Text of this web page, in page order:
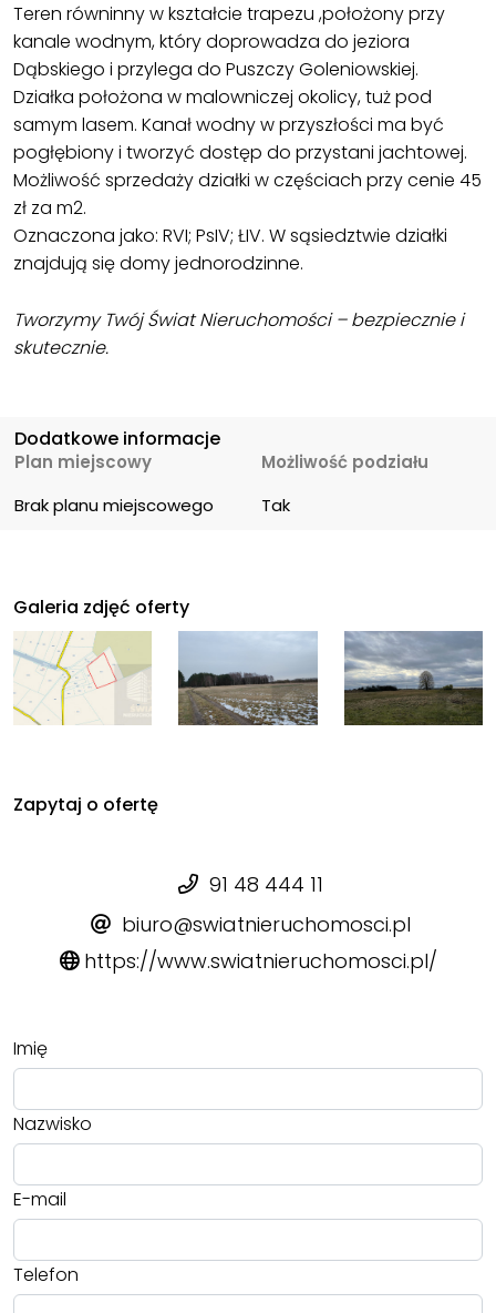
Teren równinny w kształcie trapezu ,położony przy
kanale wodnym, który doprowadza do jeziora
Dąbskiego i przylega do Puszczy Goleniowskiej.
Działka położona w malowniczej okolicy, tuż pod
samym lasem. Kanał wodny w przyszłości ma być
pogłębiony i tworzyć dostęp do przystani jachtowej.
Możliwość sprzedaży działki w częściach przy cenie 45
zł za m2.
Oznaczona jako: RVI; PsIV; ŁIV. W sąsiedztwie działki
znajdują się domy jednorodzinne.
Tworzymy Twój Świat Nieruchomości – bezpiecznie i
skutecznie.
Dodatkowe informacje
Plan miejscowy
Brak planu miejscowego
Możliwość podziału
Tak
Galeria zdjęć oferty
Zapytaj o ofertę
91 48 444 11
biuro@swiatnieruchomosci.pl
https://www.swiatnieruchomosci.pl/
Imię
Nazwisko
E-mail
Telefon